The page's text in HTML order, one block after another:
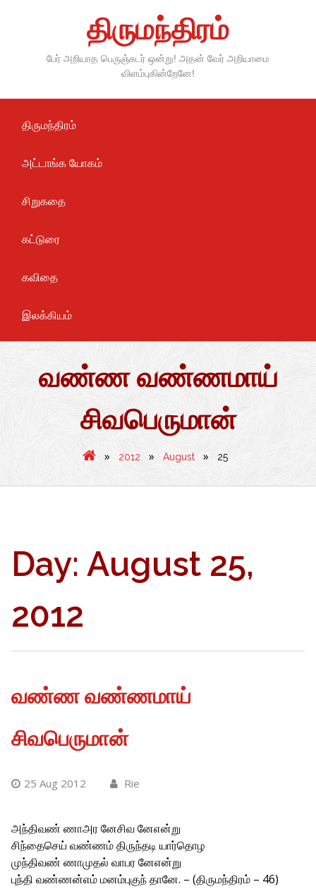
திருமந்திரம்
பேர் அறியாத பெருஞ்சுடர் ஒன்று! அதன் வேர் அறியாமை
விளம்புகின்றேனே!
திருமந்திரம்
அட்டாங்க யோகம்
சிறுகதை
கட்டுரை
கவிதை
இலக்கியம்
வண்ண வண்ணமாய்
சிவபெருமான்
» 2012 » August » 25
Day: August 25,
2012
வண்ண வண்ணமாய்
சிவபெருமான்
25 Aug 2012 Rie
அந்திவண் ணாஅர னேசிவ னேஎன்று
சிந்தைசெய் வண்ணம் திருந்தடி யார்தொழ
முந்திவண் ணாமுதல் வாபர னேஎன்று
புந்தி வண்ணன்எம் மனம்புகுந் தானே. – (திருமந்திரம் – 46)